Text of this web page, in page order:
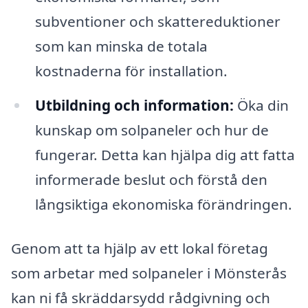
subventioner och skattereduktioner
som kan minska de totala
kostnaderna för installation.
Utbildning och information: Öka din
kunskap om solpaneler och hur de
fungerar. Detta kan hjälpa dig att fatta
informerade beslut och förstå den
långsiktiga ekonomiska förändringen.
Genom att ta hjälp av ett lokal företag
som arbetar med solpaneler i Mönsterås
kan ni få skräddarsydd rådgivning och